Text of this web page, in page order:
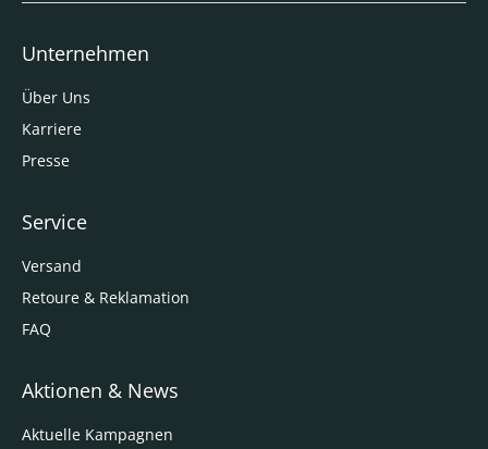
Unternehmen
Über Uns
Karriere
Presse
Service
Versand
Retoure & Reklamation
FAQ
Aktionen & News
Aktuelle Kampagnen